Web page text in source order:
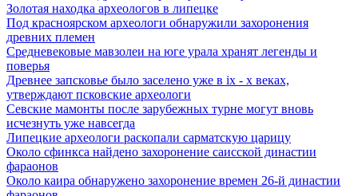
Золотая находка археологов в липецке
Под красноярском археологи обнаружили захоронения
древних племен
Средневековые мавзолеи на юге урала хранят легенды и
поверья
Древнее запсковье было заселено уже в ix - x веках,
утверждают псковские археологи
Севские мамонты после зарубежных турне могут вновь
исчезнуть уже навсегда
Липецкие археологи раскопали сарматскую царицу
Около сфинкса найдено захоронение саисской династии
фараонов
Около каира обнаружено захоронение времен 26-й династии